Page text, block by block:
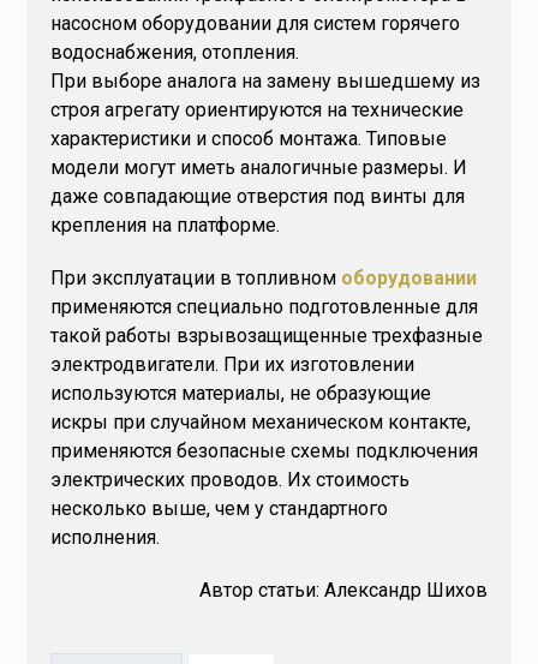
насосном оборудовании для систем горячего
водоснабжения, отопления.
При выборе аналога на замену вышедшему из
строя агрегату ориентируются на технические
характеристики и способ монтажа. Типовые
модели могут иметь аналогичные размеры. И
даже совпадающие отверстия под винты для
крепления на платформе.
При эксплуатации в топливном оборудовании
применяются специально подготовленные для
такой работы взрывозащищенные трехфазные
электродвигатели. При их изготовлении
используются материалы, не образующие
искры при случайном механическом контакте,
применяются безопасные схемы подключения
электрических проводов. Их стоимость
несколько выше, чем у стандартного
исполнения.
Автор статьи: Александр Шихов